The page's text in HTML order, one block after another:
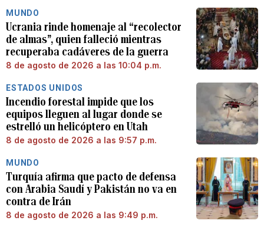
MUNDO
Ucrania rinde homenaje al “recolector
de almas”, quien falleció mientras
recuperaba cadáveres de la guerra
8 de agosto de 2026 a las 10:04 p.m.
ESTADOS UNIDOS
Incendio forestal impide que los
equipos lleguen al lugar donde se
estrelló un helicóptero en Utah
8 de agosto de 2026 a las 9:57 p.m.
MUNDO
Turquía afirma que pacto de defensa
con Arabia Saudí y Pakistán no va en
contra de Irán
8 de agosto de 2026 a las 9:49 p.m.